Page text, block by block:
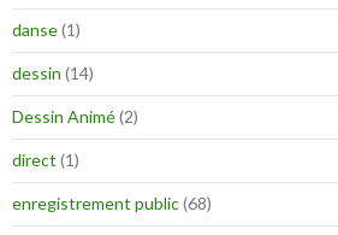
danse(1)
dessin (14)
Dessin Animé(2)
direct (1)
enregistrement public(68)